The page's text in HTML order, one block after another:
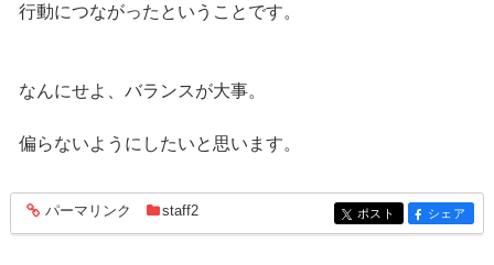
行動につながったということです。
なんにせよ、バランスが大事。
偏らないようにしたいと思います。
entry1034
パーマリンク staff2 entry1034
ポスト entry1034
シェア